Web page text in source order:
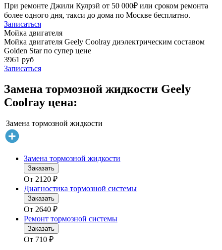
При ремонте Джили Кулрэй от 50 000₽ или сроком ремонта
более одного дня, такси до дома по Москве бесплатно.
Записаться
Мойка двигателя
Мойка двигателя Geely Coolray диэлектрическим составом
Golden Star по супер цене
3961 руб
Записаться
Замена тормозной жидкости Geely
Coolray цена:
Замена тормозной жидкости
Замена тормозной жидкости
Заказать
От 2120 ₽
Диагностика тормозной системы
Заказать
От 2640 ₽
Ремонт тормозной системы
Заказать
От 710 ₽